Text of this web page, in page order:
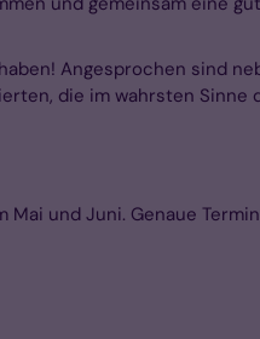
Angesprochen sind
die im wahrsten
Mai und Juni. Genaue